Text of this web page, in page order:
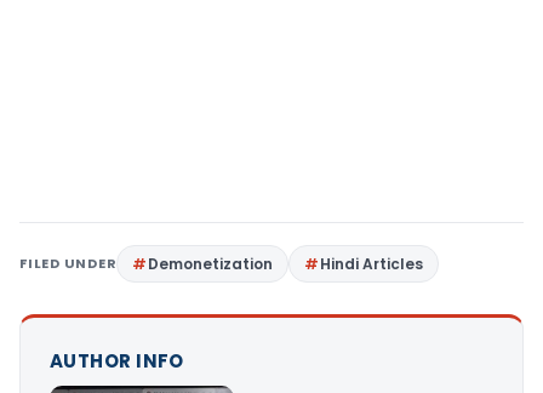
FILED UNDER Demonetization Hindi Articles
AUTHOR INFO